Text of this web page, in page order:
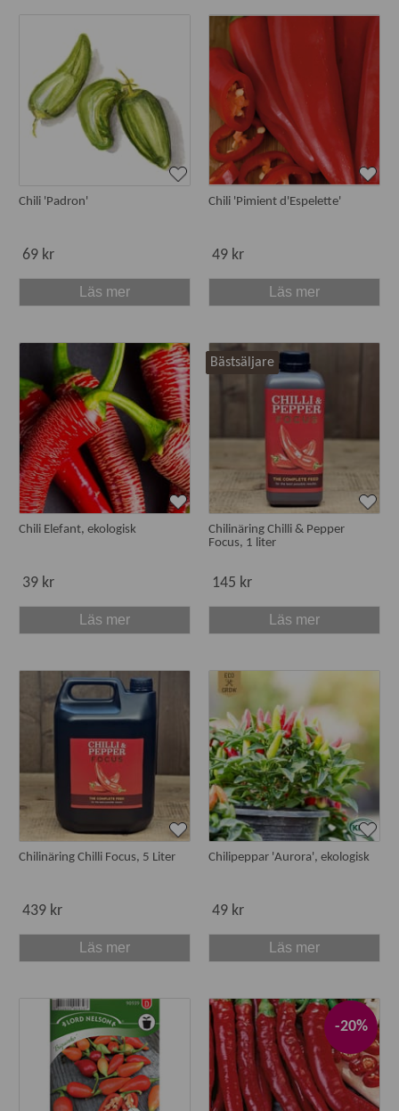
Chili 'Padron'
69 kr
Läs mer
Chili 'Pimient d'Espelette'
49 kr
Läs mer
Chili Elefant, ekologisk
39 kr
Läs mer
Bästsäljare
Chilinäring Chilli & Pepper
Focus, 1 liter
145 kr
Läs mer
Chilinäring Chilli Focus, 5 Liter
439 kr
Läs mer
Chilipeppar 'Aurora', ekologisk
49 kr
Läs mer
-20%